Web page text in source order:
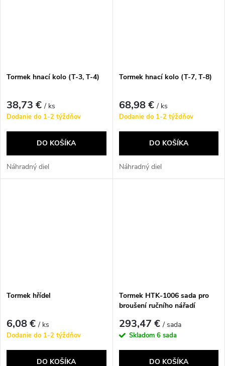
Tormek hnací kolo (T-3, T-4)
38,73 €/ ks
Dodanie do 1-2 týždňov
DO KOŠÍKA
Náhradný diel
Tormek hnací kolo (T-7, T-8)
68,98 €/ ks
Dodanie do 1-2 týždňov
DO KOŠÍKA
Náhradný diel
Tormek hřídel
6,08 €/ ks
Dodanie do 1-2 týždňov
DO KOŠÍKA
Tormek HTK-1006 sada pro
broušení ručního nářadí
293,47 €/ sada
Skladom 6 sada
DO KOŠÍKA